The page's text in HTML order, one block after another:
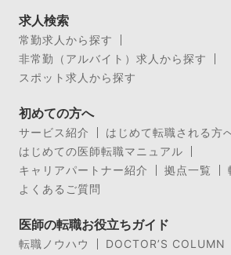
求人検索
常勤求人から探す
非常勤（アルバイト）求人から探す
スポット求人から探す
初めての方へ
サービス紹介
はじめて転職される方
はじめての医師転職マニュアル
キャリアパートナー紹介
拠点一覧
よくあるご質問
医師の転職お役立ちガイド
転職ノウハウ
DOCTOR’S COLUMN